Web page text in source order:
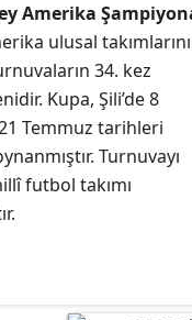
Amerika
ulusal
34. kez
Kupa, Şili’de 8
Temmuz tarihleri
Turnuvayı
futbol takımı